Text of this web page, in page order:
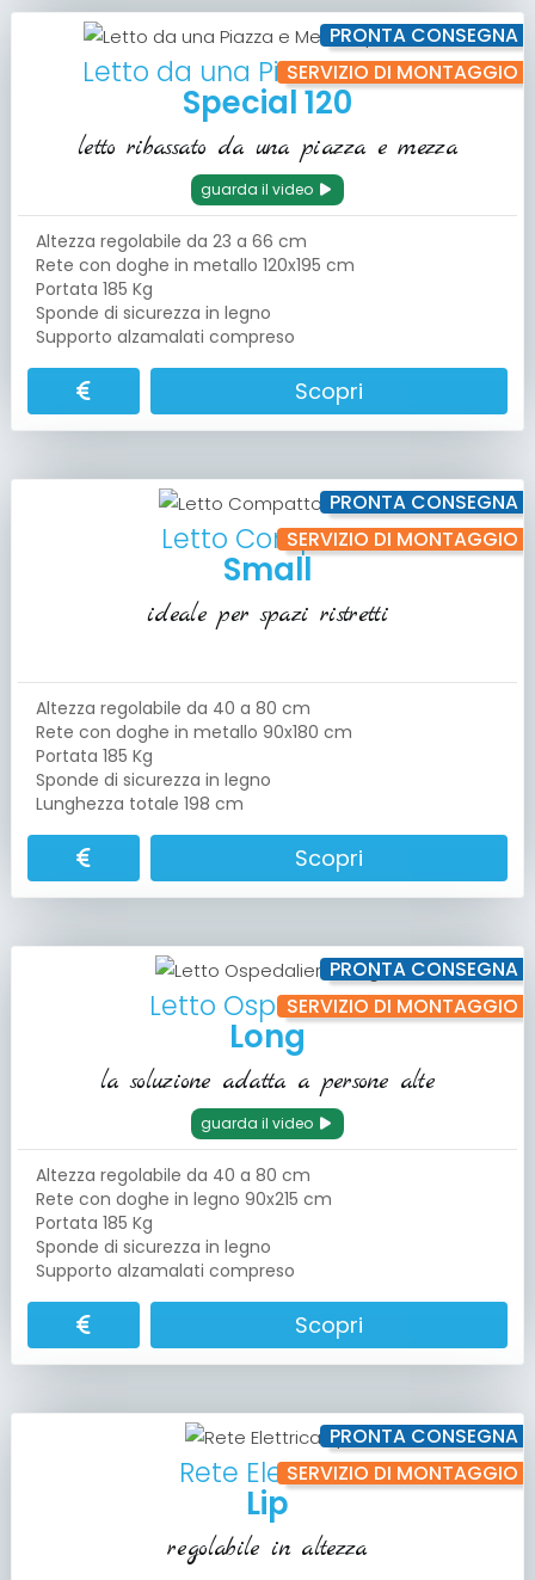
PRONTA CONSEGNA
SERVIZIO DI MONTAGGIO
Letto da una Piazza e Mezza
Special 120
letto ribassato da una piazza e mezza
guarda il video
Altezza regolabile da 23 a 66 cm
Rete con doghe in metallo 120x195 cm
Portata 185 Kg
Sponde di sicurezza in legno
Supporto alzamalati compreso
Scopri
PRONTA CONSEGNA
SERVIZIO DI MONTAGGIO
Letto Compatto
Small
ideale per spazi ristretti
Altezza regolabile da 40 a 80 cm
Rete con doghe in metallo 90x180 cm
Portata 185 Kg
Sponde di sicurezza in legno
Lunghezza totale 198 cm
Scopri
PRONTA CONSEGNA
SERVIZIO DI MONTAGGIO
Letto Ospedaliero
Long
la soluzione adatta a persone alte
guarda il video
Altezza regolabile da 40 a 80 cm
Rete con doghe in legno 90x215 cm
Portata 185 Kg
Sponde di sicurezza in legno
Supporto alzamalati compreso
Scopri
PRONTA CONSEGNA
SERVIZIO DI MONTAGGIO
Rete Elettrica
Lip
regolabile in altezza